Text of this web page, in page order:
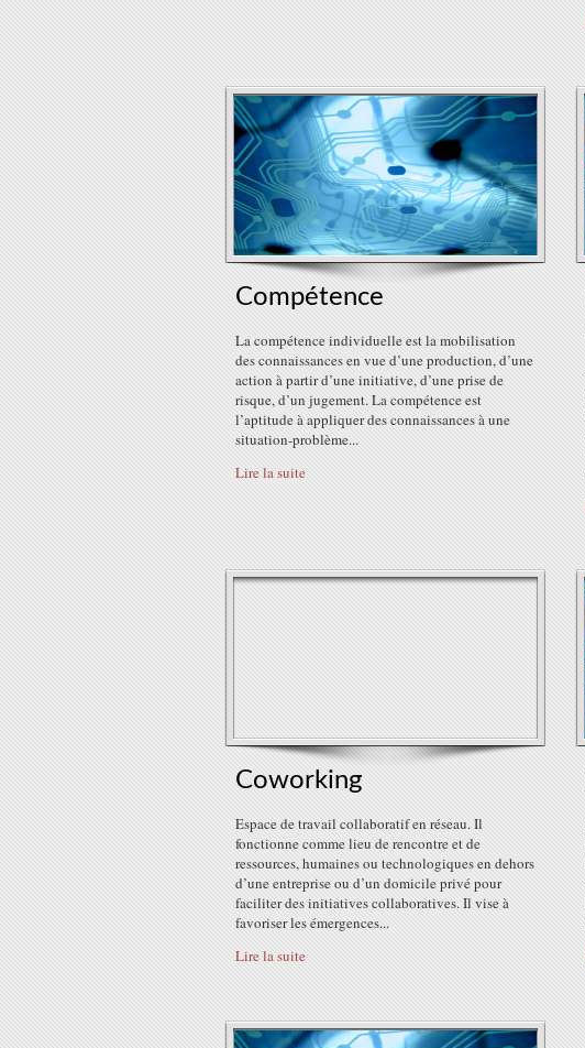
Compétence
La compétence individuelle est la mobilisation
des connaissances en vue d’une production, d’une
action à partir d’une initiative, d’une prise de
risque, d’un jugement. La compétence est
l’aptitude à appliquer des connaissances à une
situation-problème...
Lire la suite
Coworking
Espace de travail collaboratif en réseau. Il
fonctionne comme lieu de rencontre et de
ressources, humaines ou technologiques en dehors
d’une entreprise ou d’un domicile privé pour
faciliter des initiatives collaboratives. Il vise à
favoriser les émergences...
Lire la suite